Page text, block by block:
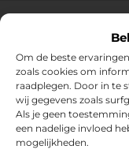
Om de beste
zoals cookies om
raadplegen. Door in te
wij gegevens zoals
Als je geen
een nadelige invloed
mogelijkheden.
Over
Jouw bron voor
dagelijks leven.
Verken een
waardevolle
optimaal te